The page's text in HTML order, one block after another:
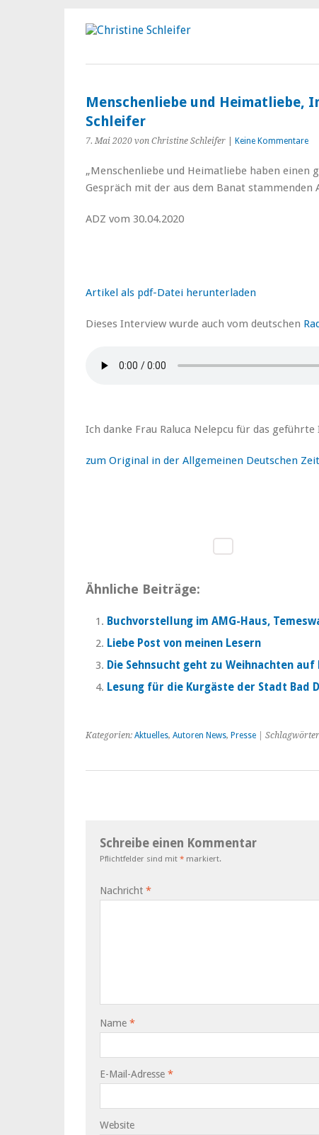
Menschenliebe und Heimatliebe,
Schleifer
7. Mai 2020 von Christine Schleifer Keine Kommentare
„Menschenliebe und Heimatliebe haben einen
Gespräch mit der aus dem Banat stammenden
ADZ vom 30.04.2020
Artikel als pdf-Datei herunterladen
Dieses Interview wurde auch vom deutschen
Ich danke Frau Raluca Nelepcu für das
zum Original in der Allgemeinen Deutschen
Ähnliche Beiträge:
Buchvorstellung im AMG-Haus,
Liebe Post von meinen Lesern
Die Sehnsucht geht zu Weihnachten
Lesung für die Kurgäste der Stadt Bad
Kategorien: Aktuelles, Autoren News, Presse |
Schreibe einen Kommentar
Pflichtfelder sind mit * markiert.
Nachricht *
Name *
E-Mail-Adresse *
Website